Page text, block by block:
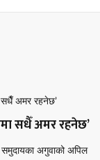
सधैँ अमर रहनेछ’